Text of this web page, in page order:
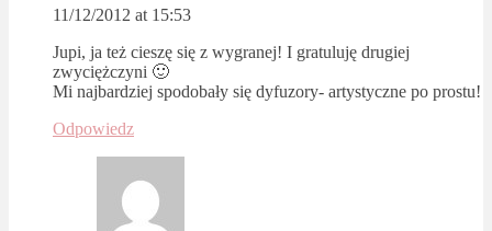
11/12/2012 at 15:53
Jupi, ja też cieszę się z wygranej! I gratuluję drugiej
zwyciężczyni 🙂
Mi najbardziej spodobały się dyfuzory- artystyczne po prostu!
Odpowiedz